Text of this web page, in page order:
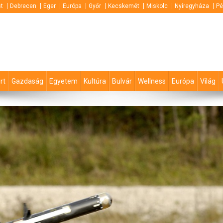
Debrecen Eger Európa Győr Kecskemét Miskolc Nyíregyháza
Gazdaság Egyetem Kultúra Bulvár Wellness Európa Világ